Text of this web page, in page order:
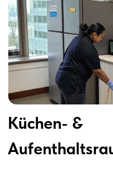
sorgen für
Haben Sie mehr